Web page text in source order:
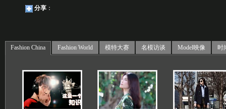
分享 ：
Fashion China Fashion World 模特大赛 名模访谈 Model映像 时